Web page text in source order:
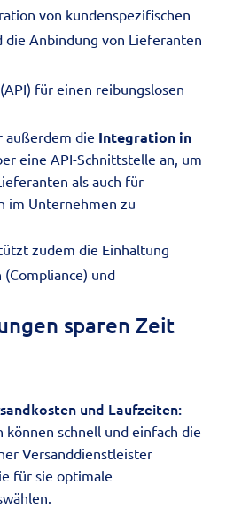
von kundenspezifischen
die Anbindung von Lieferanten
für einen reibungslosen
außerdem die Integration in
eine API-Schnittstelle an, um
als auch für
im Unternehmen zu
zudem die Einhaltung
und
sparen Zeit
und Laufzeiten:
können schnell und einfach die
Versanddienstleister
für sie optimale